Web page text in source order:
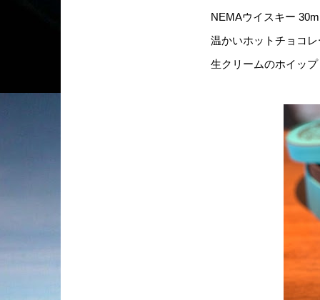
NEMAウイスキー
温かいホットチョコ
生クリームのホイッ